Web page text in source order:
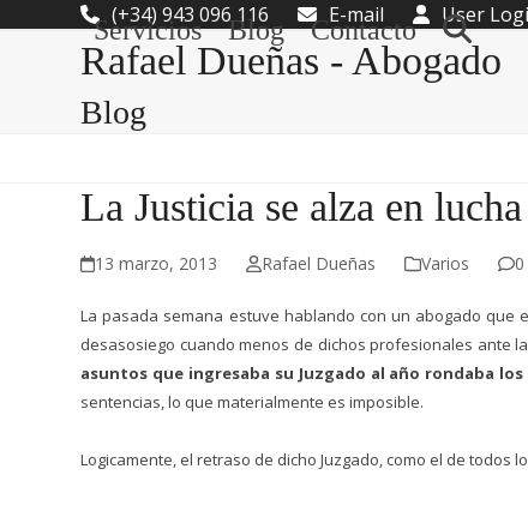
(+34) 943 096 116 E-mail User
Rafael Dueñas - Abogado
Servicios Blog Contacto
Blog
La Justicia se alza en lucha
13 marzo, 2013 Rafael Dueñas Varios 0
La pasada semana estuve hablando con un abogado que
desasosiego cuando menos de dichos profesionales ante
asuntos que ingresaba su Juzgado al año rondaba los
sentencias, lo que materialmente es imposible.
Logicamente, el retraso de dicho Juzgado, como el de todos